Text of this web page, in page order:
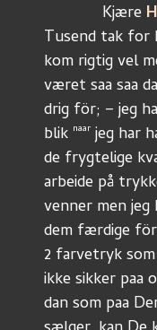
	     Kjære
Tusend tak for
kom rigtig vel
været saa saa
drig för; – jeg
blik naar jeg har
de frygtelige
arbeide på
venner men
dem færdige
2 farvetryk
ikke sikker paa
dan som paa